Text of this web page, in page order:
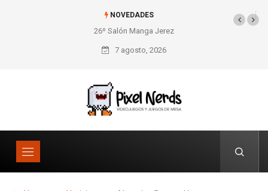
NOVEDADES
26º Salón Manga Jerez SNES Pixel Book para
los amantes de lo retro
7 agosto, 2026